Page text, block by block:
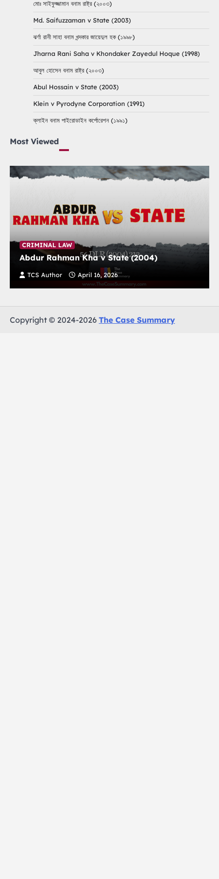
মোঃ সাইফুজ্জামান বনাম রাষ্ট্র (২০০৩)
Md. Saifuzzaman v State (2003)
ঝর্ণা রানী সাহা বনাম খন্দকার জায়েদুল হক (১৯৯৮)
Jharna Rani Saha v Khondaker Zayedul Hoque (1998)
আবুল হোসেন বনাম রাষ্ট্র (২০০৩)
Abul Hossain v State (2003)
Klein v Pyrodyne Corporation (1991)
ক্লাইন বনাম পাইরোডাইন কর্পোরেশন (১৯৯১)
Most Viewed
CRIMINAL LAW
Abdur Rahman Kha v State (2004)
TCS Author April 16, 2026
Copyright © 2024-2026 The Case Summary